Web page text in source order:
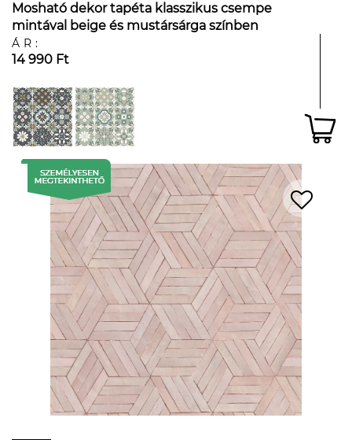
Mosható dekor tapéta klasszikus csempe
mintával beige és mustársárga színben
ÁR:
14 990 Ft